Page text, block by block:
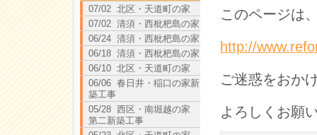
このページは
http://
ご迷惑をおか
よろしくお願
07/02 北区・天道町の家
07/02 清須・西枇杷島の家
06/24 清須・西枇杷島の家
06/18 清須・西枇杷島の家
06/10 北区・天道町の家
06/06 春日井・稲口の家新
築工事
05/28 西区・南堀越の家
第二新築工事